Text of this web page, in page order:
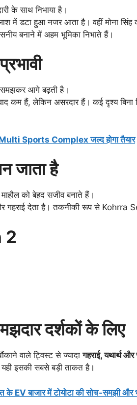
के साथ निभाया है।
में डटा हुआ नजर आता है। वहीं मोना
बनाने में अहम भूमिका निभाते हैं।
समझकर आगे बढ़ती है।
कम हैं, लेकिन असरदार हैं। कई दृश्य
Multi Sports Complex जल्द होगा तैयार
जाता है
को बेहद सजीव बनाते हैं।
गहराई देता है। तकनीकी रूप से Kohrra
2
दर्शकों के लिए
वाले ट्विस्ट से ज्यादागहराई, यथार्थ
इसकी सबसे बड़ी ताकत है।
बाजार में टोयोटा की सोच-समझी और